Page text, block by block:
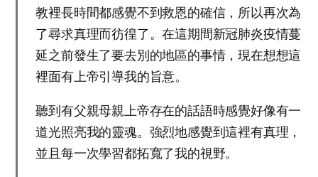
教裡長時間都感覺不到救恩的確信，所以再次為
了尋求真理而彷徨了。在這期間新冠肺炎疫情蔓
延之前發生了要去別的地區的事情，現在想想這
裡面有上帝引導我的旨意。
聽到有父親母親上帝存在的話語時感覺好像有一
道光照亮我的靈魂。強烈地感覺到這裡有真理，
並且每一次學習都拓寬了我的視野。